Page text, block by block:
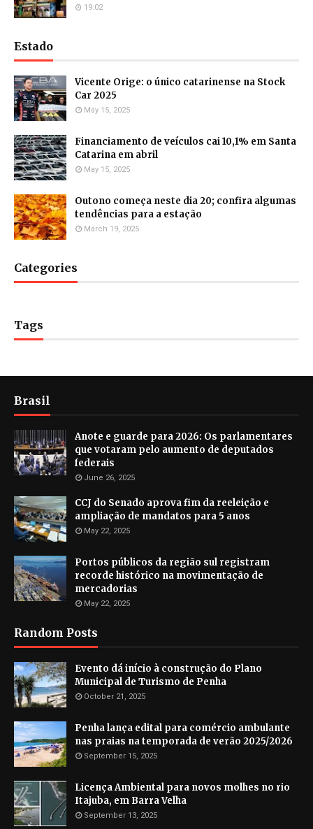
19:02
Estado
Vicente Orige: o único catarinense na Stock
Car 2025
May 15, 2025
Financiamento de veículos cai 10,1% em Santa
Catarina em abril
May 15, 2025
Outono começa neste dia 20; confira algumas
tendências para a estação
March 19, 2025
Categories
Tags
Brasil
Anote e guarde para 2026: Os parlamentares
que votaram pelo aumento de deputados
federais
June 26, 2025
CCJ do Senado aprova fim da reeleição e
ampliação de mandatos para 5 anos
May 22, 2025
Portos públicos da região sul registram
recorde histórico na movimentação de
mercadorias
May 22, 2025
Random Posts
Evento dá início à construção do Plano
Municipal de Turismo de Penha
October 21, 2025
Penha lança edital para comércio ambulante
nas praias na temporada de verão 2025/2026
September 15, 2025
Licença Ambiental para novos molhes no rio
Itajuba, em Barra Velha
September 13, 2025